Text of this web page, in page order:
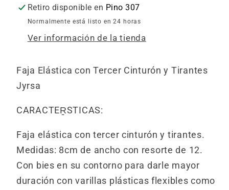
M825-
3C
M825-
3C
Retiro disponible en Pino 307
Normalmente está listo en 24 horas
Ver información de la tienda
Faja Elástica con Tercer Cinturón y Tirantes
Jyrsa
CARACTER͍STICAS:
Faja elástica con tercer cinturón y tirantes.
Medidas: 8cm de ancho con resorte de 12.
Con bies en su contorno para darle mayor
duración con varillas plásticas flexibles como